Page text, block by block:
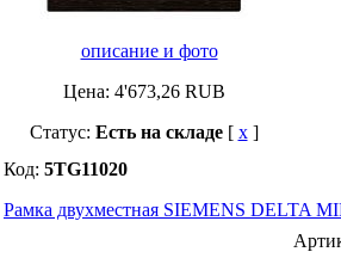
описание и фото
Цена: 4'673,26RUB
Статус: Есть на складе[ x]
Код: 5TG11020
Рамка двухместная SIEMENS DELTA